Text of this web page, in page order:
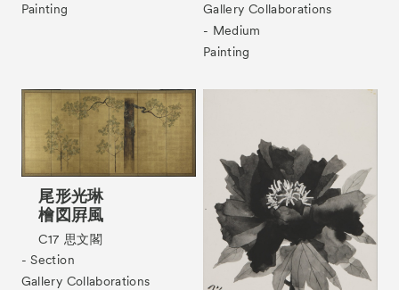
Painting
Gallery Collaborations
- Medium
Painting
尾形光琳
檜図屛風
C17 思文閣
- Section
Gallery Collaborations